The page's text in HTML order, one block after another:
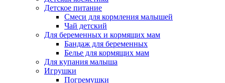
Детское питание
Смеси для кормления малышей
Чай детский
Для беременных и кормящих мам
Бандаж для беременных
Белье для кормящих мам
Для купания малыша
Игрушки
Погремушки